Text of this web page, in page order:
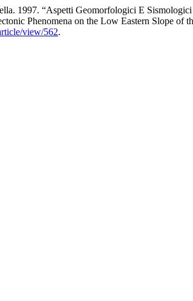
1997. “Aspetti Geomorfologici E
Phenomena on the Low Eastern Slope of
view/562.